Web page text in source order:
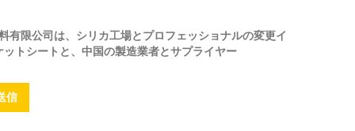
有限公司は、シリカ工場とプロフェッショナルの変更イ
トシートと、中国の製造業者とサプライヤー
信